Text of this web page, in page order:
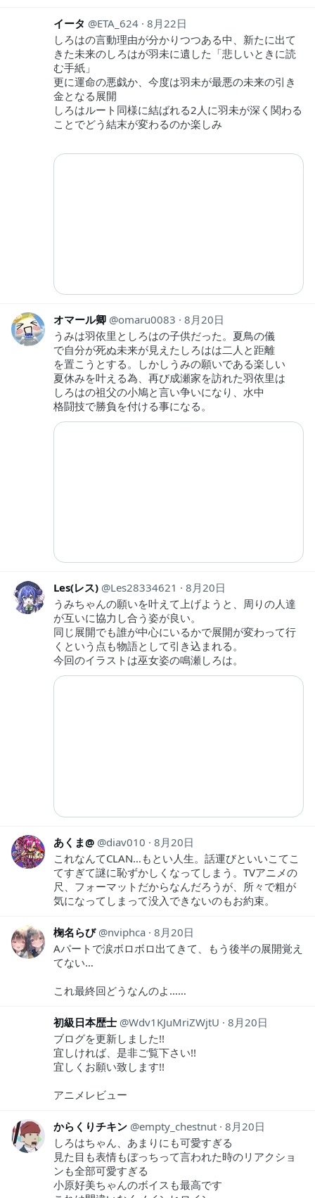
イータ ETA_624 8月22日
しろはの言動理由が分かりつつある中、新たに出て
きた未来のしろはが羽未に遺した「悲しいときに読
む手紙」
更に運命の悪戯か、今度は羽未が最悪の未来の引き
金となる展開
しろはルート同様に結ばれる2人に羽未が深く関わる
ことでどう結末が変わるのか楽しみ
オマール卿 omaru0083
8月20日
うみは羽依里としろはの子供だった。夏鳥の儀
で自分が死ぬ未来が見えたしろはは二人と距離
を置こうとする。しかしうみの願いである楽しい
夏休みを叶える為、再び成瀬家を訪れた羽依里は
しろはの祖父の小鳩と言い争いになり、水中
格闘技で勝負を付ける事になる。
Les(レス) Les28334621
8月20日
うみちゃんの願いを叶えて上げようと、周りの人達
が互いに協力し合う姿が良い。
同じ展開でも誰が中心にいるかで展開が変わって行
くという点も物語として引き込まれる。
今回のイラストは巫女姿の鳴瀬しろは。
あくま@ diav010
8月20日
これなんてCLAN…もとい人生。話運びといいこてこ
てすぎて謎に恥ずかしくなってしまう。TVアニメの
尺、フォーマットだからなんだろうが、所々で粗が
気になってしまって没入できないのもお約束。
椈名らび nviphca 8月20日
Aパートで涙ボロボロ出てきて、もう後半の展開覚え
てない…
これ最終回どうなんのよ……
初級日本歴士 Wdv1KJuMriZWjtU
8月20日
ブログを更新しました!!
宜しければ、是非ご覧下さい!!
宜しくお願い致します!!
アニメレビュー
からくりチキン empty_chestnut 8月20日
しろはちゃん、あまりにも可愛すぎる
見た目も表情もぼっちって言われた時のリアクショ
ンも全部可愛すぎる
小原好美ちゃんのボイスも最高です